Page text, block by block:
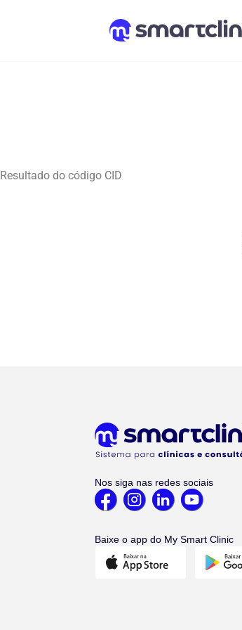
Resultado do código CID
Nos siga nas redes sociais
Baixe o app do My Smart Clinic